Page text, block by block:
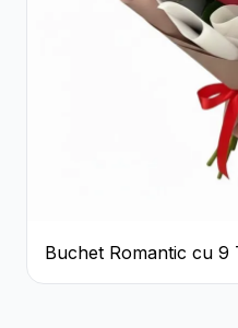
Buchet Romantic cu 9
Roșii